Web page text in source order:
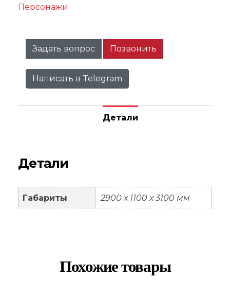
Персонажи
Задать вопрос Позвонить
Написать в Telegram
Детали
Детали
Габариты 2900 х 1100 х 3100 мм
Похожие товары